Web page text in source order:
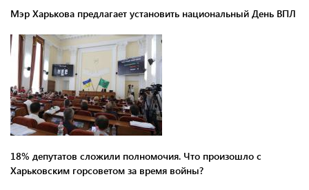
Мэр Харькова предлагает установить национальный День ВПЛ
18% депутатов сложили полномочия. Что произошло с
Харьковским горсоветом за время войны?